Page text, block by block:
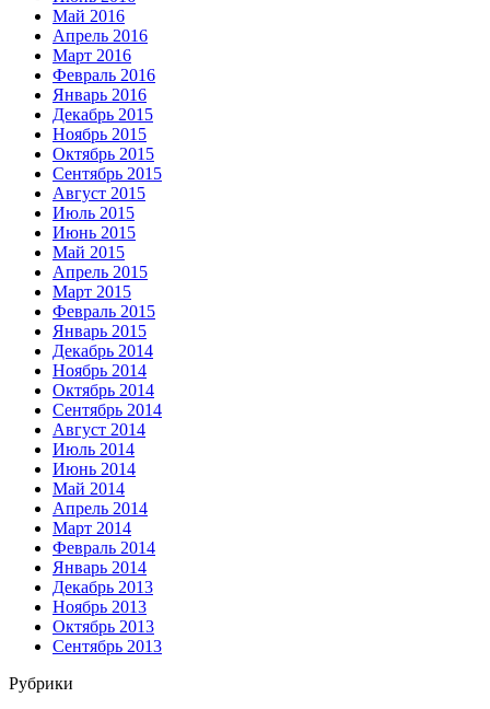
Май 2016
Апрель 2016
Март 2016
Февраль 2016
Январь 2016
Декабрь 2015
Ноябрь 2015
Октябрь 2015
Сентябрь 2015
Август 2015
Июль 2015
Июнь 2015
Май 2015
Апрель 2015
Март 2015
Февраль 2015
Январь 2015
Декабрь 2014
Ноябрь 2014
Октябрь 2014
Сентябрь 2014
Август 2014
Июль 2014
Июнь 2014
Май 2014
Апрель 2014
Март 2014
Февраль 2014
Январь 2014
Декабрь 2013
Ноябрь 2013
Октябрь 2013
Сентябрь 2013
Рубрики